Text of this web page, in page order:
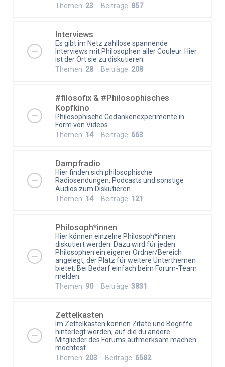
Themen: 23 Beiträge: 857
Interviews
Es gibt im Netz zahllose spannende
Interviews mit Philosophen aller Couleur. Hier
ist der Ort sie zu diskutieren.
Themen: 28 Beiträge: 208
#filosofix & #Philosophisches
Kopfkino
Philosophische Gedankenexperimente in
Form von Videos.
Themen: 14Beiträge: 663
Dampfradio
Hier finden sich philosophische
Radiosendungen, Podcasts und sonstige
Audios zum Diskutieren
Themen: 14Beiträge: 121
Philosoph*innen
Hier können einzelne Philosoph*innen
diskutiert werden. Dazu wird für jeden
Philosophen ein eigener Ordner/Bereich
angelegt, der Platz für weitere Unterthemen
bietet. Bei Bedarf einfach beim Forum-Team
melden.
Themen: 90 Beiträge: 3831
Zettelkasten
Im Zettelkasten können Zitate und Begriffe
hinterlegt werden, auf die du andere
Mitglieder des Forums aufmerksam machen
möchtest.
Themen: 203 Beiträge: 6582